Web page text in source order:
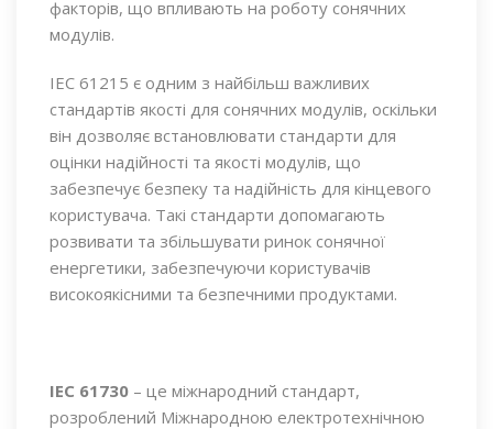
факторів, що впливають на роботу сонячних
модулів.
IEC 61215 є одним з найбільш важливих
стандартів якості для сонячних модулів, оскільки
він дозволяє встановлювати стандарти для
оцінки надійності та якості модулів, що
забезпечує безпеку та надійність для кінцевого
користувача. Такі стандарти допомагають
розвивати та збільшувати ринок сонячної
енергетики, забезпечуючи користувачів
високоякісними та безпечними продуктами.
IEC 61730 – це міжнародний стандарт,
розроблений Міжнародною електротехнічною